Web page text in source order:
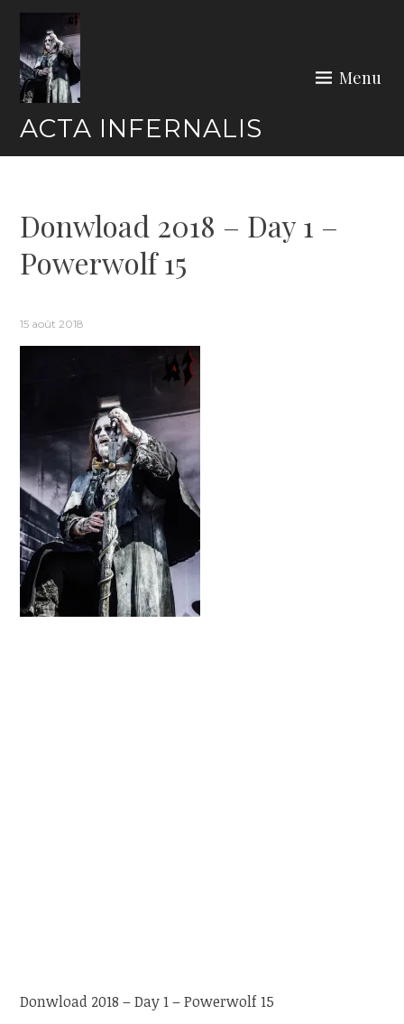
Skip
content
ACTA INFERNALIS
Menu
Donwload 2018 – Day 1 –
Powerwolf 15
15 août 2018
Donwload 2018 – Day 1 – Powerwolf 15